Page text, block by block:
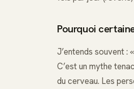
Pourquoi
J’entends souvent :
C’est un mythe
du cerveau. Les